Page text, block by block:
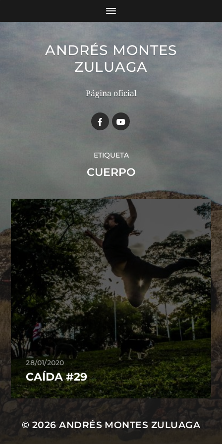
ANDRÉS MONTES
ZULUAGA
Página oficial
ETIQUETA
CUERPO
28/01/2020
CAÍDA #29
© 2026ANDRÉS MONTES ZULUAGA